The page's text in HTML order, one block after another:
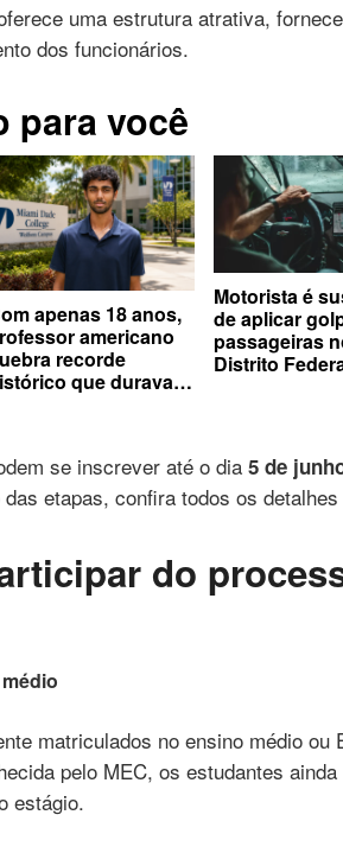
uma estrutura atrativa,
dos funcionários.
para você
apenas 18 anos,
americano
recorde
que durava
Motorista é
de aplicar
passageiras
Distrito
se inscrever até o dia 5 de
etapas, confira todos os
do
matriculados no ensino médio ou
pelo MEC, os estudantes
estágio.